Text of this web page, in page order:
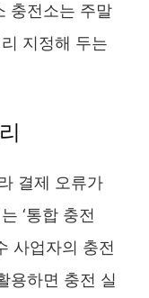
충전소는 주말
지정해 두는
결제 오류가
‘통합 충전
사업자의 충전
용하면 충전 실